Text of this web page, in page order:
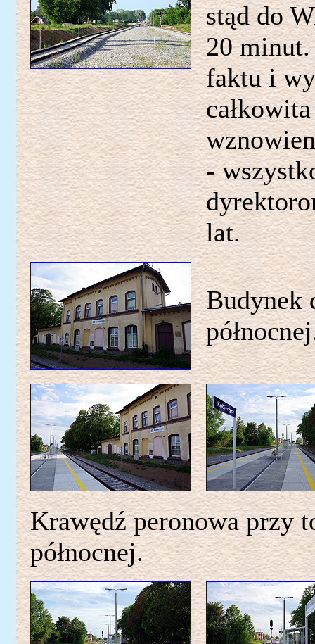
stąd do
20 minut.
faktu i
-
lat.
Budynek
Krawędź peronowa przy
północnej.